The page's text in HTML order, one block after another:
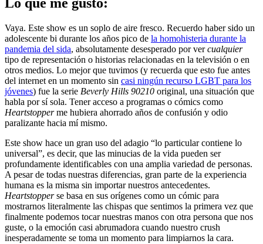
Lo que me gustó:
Vaya. Este show es un soplo de aire fresco. Recuerdo haber sido un
adolescente bi durante los años pico de la homohisteria durante la
pandemia del sida, absolutamente desesperado por vercualquier
tipo de representación o historias relacionadas en la televisión o en
otros medios. Lo mejor que tuvimos (y recuerda que esto fue antes
del internet en un momento sin casi ningún recurso LGBT para los
jóvenes) fue la serie Beverly Hills 90210 original, una situación que
habla por sí sola. Tener acceso a programas o cómics como
Heartstopperme hubiera ahorrado años de confusión y odio
paralizante hacia mí mismo.
Este show hace un gran uso del adagio “lo particular contiene lo
universal”, es decir, que las minucias de la vida pueden ser
profundamente identificables con una amplia variedad de personas.
A pesar de todas nuestras diferencias, gran parte de la experiencia
humana es la misma sin importar nuestros antecedentes.
Heartstopperse basa en sus orígenes como un cómic para
mostrarnos literalmente las chispas que sentimos la primera vez que
finalmente podemos tocar nuestras manos con otra persona que nos
guste, o la emoción casi abrumadora cuando nuestro crush
inesperadamente se toma un momento para limpiarnos la cara.